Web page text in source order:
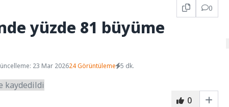
0
yüzde 81 büyüme
23 Mar 202624 Görüntüleme 5 dk.
0